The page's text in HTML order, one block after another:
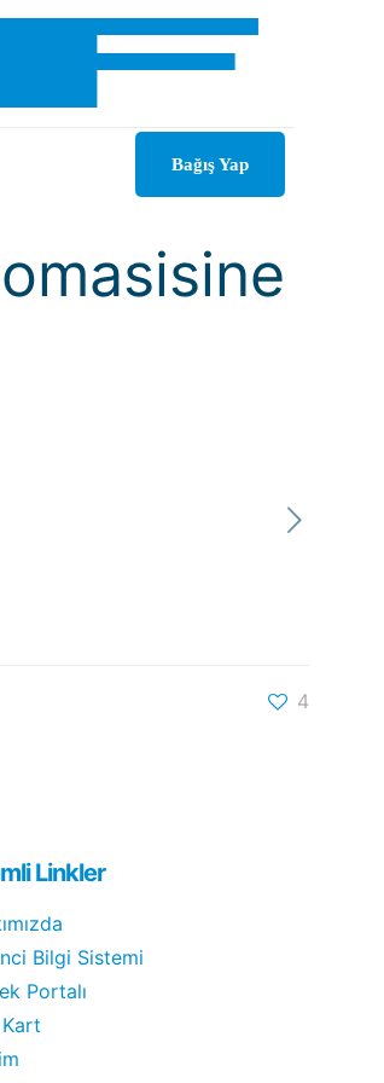
Bağış Yap
4
Linkler
Bilgi Sistemi
Portalı